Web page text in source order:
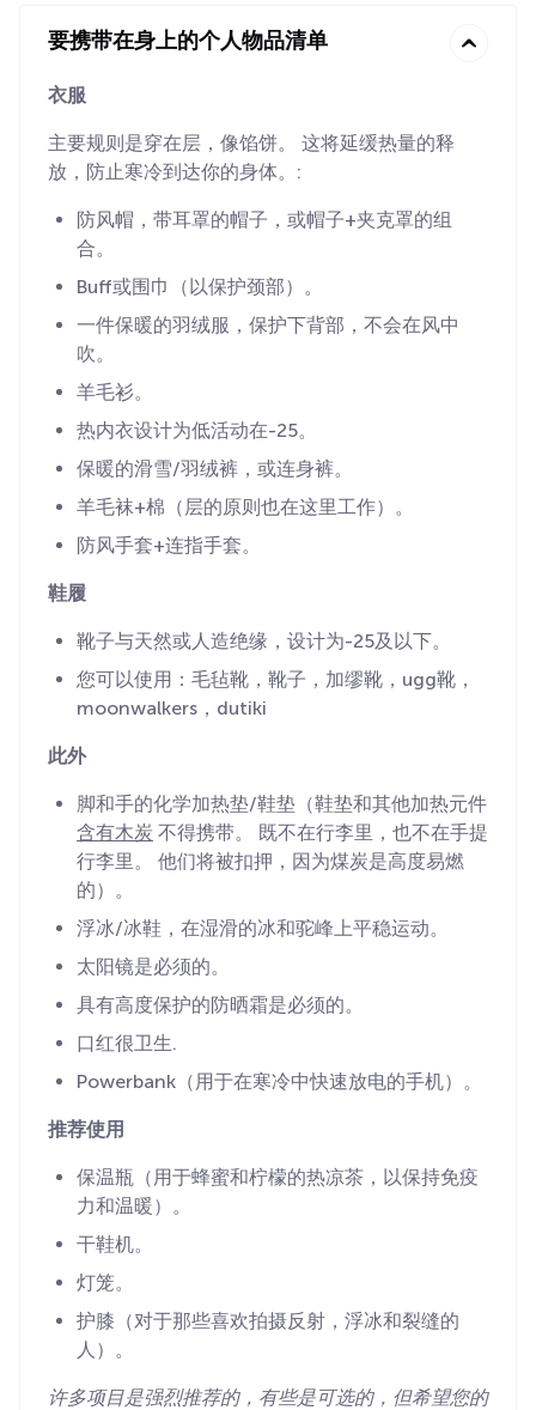
要携带在身上的个人物品清单
衣服
主要规则是穿在层，像馅饼。 这将延缓热量的释
放，防止寒冷到达你的身体。:
防风帽，带耳罩的帽子，或帽子+夹克罩的组
合。
Buff或围巾（以保护颈部）。
一件保暖的羽绒服，保护下背部，不会在风中
吹。
羊毛衫。
热内衣设计为低活动在-25。
保暖的滑雪/羽绒裤，或连身裤。
羊毛袜+棉（层的原则也在这里工作）。
防风手套+连指手套。
鞋履
靴子与天然或人造绝缘，设计为-25及以下。
您可以使用：毛毡靴，靴子，加缪靴，ugg靴，
moonwalkers，dutiki
此外
脚和手的化学加热垫/鞋垫（鞋垫和其他加热元件
含有木炭 不得携带。 既不在行李里，也不在手提
行李里。 他们将被扣押，因为煤炭是高度易燃
的）。
浮冰/冰鞋，在湿滑的冰和驼峰上平稳运动。
太阳镜是必须的。
具有高度保护的防晒霜是必须的。
口红很卫生.
Powerbank（用于在寒冷中快速放电的手机）。
推荐使用
保温瓶（用于蜂蜜和柠檬的热凉茶，以保持免疫
力和温暖）。
干鞋机。
灯笼。
护膝（对于那些喜欢拍摄反射，浮冰和裂缝的
人）。
许多项目是强烈推荐的，有些是可选的，但希望您的